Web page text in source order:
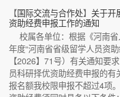
【国际交流与合作处】 关于开
资助经费申报工作的通知
校属各单位：根据《河南
年度“河南省省级留学人员资
【2026】71号）有关通知要
员科研择优资助经费申报的
报名额我校限申报不超过4项